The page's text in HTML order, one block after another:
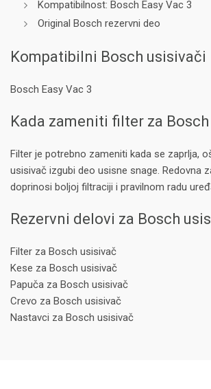
Kompatibilnost: Bosch Easy Vac 3
Original Bosch rezervni deo
Kompatibilni Bosch usisivači
Bosch Easy Vac 3
Kada zameniti filter za
Filter je potrebno zameniti kada se zaprlja,
usisivač izgubi deo usisne snage. Redovna
doprinosi boljoj filtraciji i pravilnom radu
Rezervni delovi za Bosch
Filter za Bosch usisivač
Kese za Bosch usisivač
Papuča za Bosch usisivač
Crevo za Bosch usisivač
Nastavci za Bosch usisivač